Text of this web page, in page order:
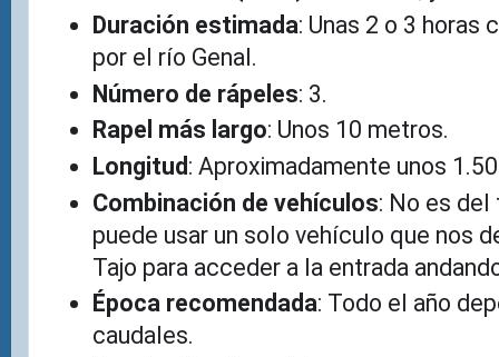
Duración estimada: Unas 2 o 3 horas
por el río Genal.
Número de rápeles: 3.
Rapel más largo: Unos 10 metros.
Longitud: Aproximadamente unos
Combinación de vehículos: No es del
puede usar un solo vehículo que nos
Tajo para acceder a la entrada
Época recomendada: Todo el año
caudales.